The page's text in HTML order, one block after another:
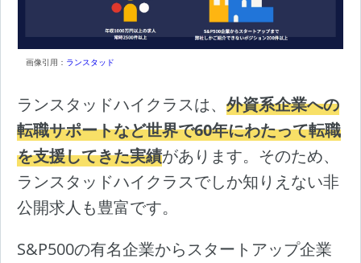
画像引用： ランスタッド
ランスタッドハイクラスは、 外資系企業への
転職サポートなど世界で60年にわたって転職
を支援してきた実績があります。そのため、
ランスタッドハイクラスでしか知りえない非
公開求人も豊富です。
S&P500の有名企業からスタートアップ企業